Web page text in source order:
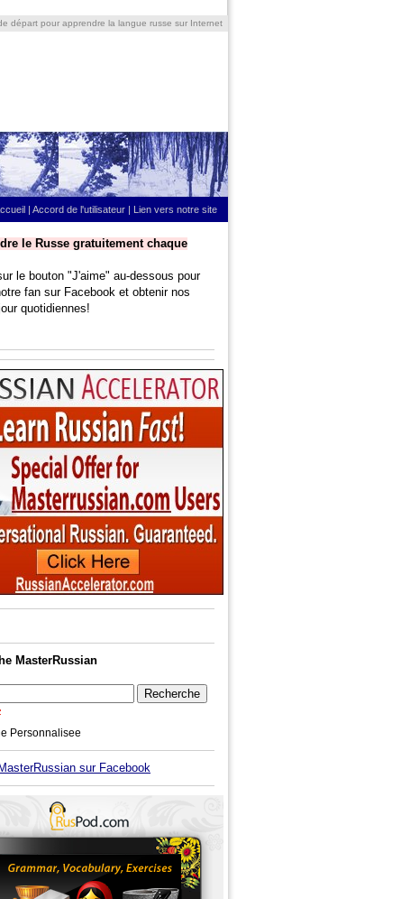
départ pour apprendre la langue russe sur Internet
| Accord de l'utilisateur | Lien vers notre site
le Russe gratuitement chaque
le bouton "J'aime" au-dessous pour
fan sur Facebook et obtenir nos
quotidiennes!
MasterRussian
Personnalisee
sur Facebook